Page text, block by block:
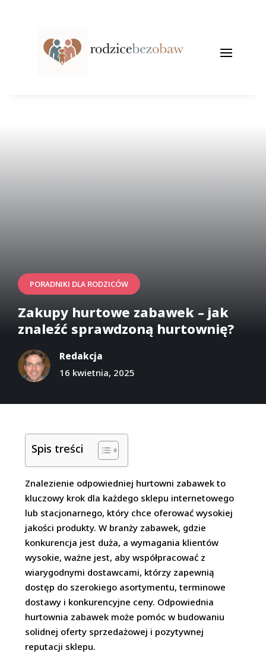
PORADNIKI DLA RODZICÓW
Zakupy hurtowe zabawek – jak
znaleźć sprawdzoną hurtownię?
Redakcja
16 kwietnia, 2025
Spis treści
Znalezienie odpowiedniej hurtowni zabawek to
kluczowy krok dla każdego sklepu internetowego
lub stacjonarnego, który chce oferować wysokiej
jakości produkty. W branży zabawek, gdzie
konkurencja jest duża, a wymagania klientów
wysokie, ważne jest, aby współpracować z
wiarygodnymi dostawcami, którzy zapewnią
dostęp do szerokiego asortymentu, terminowe
dostawy i konkurencyjne ceny. Odpowiednia
hurtownia zabawek może pomóc w budowaniu
solidnej oferty sprzedażowej i pozytywnej
reputacji sklepu.